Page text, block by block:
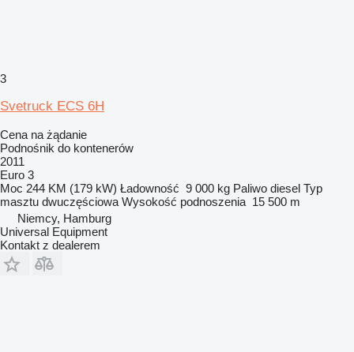
3
Svetruck ECS 6H
Cena na żądanie
Podnośnik do kontenerów
2011
Euro 3
Moc 244 KM (179 kW) Ładowność 9 000 kg Paliwo diesel Typ
masztu dwuczęściowa Wysokość podnoszenia 15 500 m
Niemcy, Hamburg
Universal Equipment
Kontakt z dealerem